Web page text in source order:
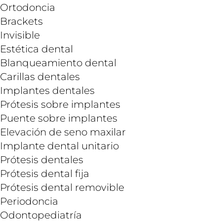
Ortodoncia
Brackets
Invisible
Estética dental
Blanqueamiento dental
Carillas dentales
Implantes dentales
Prótesis sobre implantes
Puente sobre implantes
Elevación de seno maxilar
Implante dental unitario
Prótesis dentales
Prótesis dental fija
Prótesis dental removible
Periodoncia
Odontopediatría